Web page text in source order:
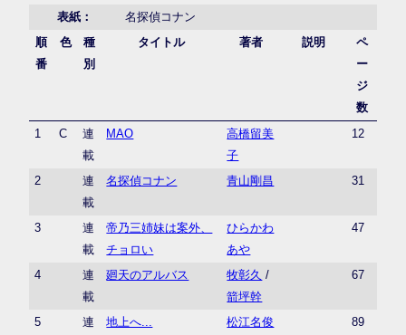
表紙：
名探偵コナン
順
番
色
種
別
タイトル 著者 説明
ペ
ー
ジ
数
1
C
連
載
MAO
高橋留美
子
12
2
連
載
名探偵コナン 青山剛昌 31
3
連
載
帝乃三姉妹は案外、
チョロい
ひらかわ
あや
47
4
連
載
廻天のアルバス 牧彰久 /
箭坪幹
67
5
連
地上へ... 松江名俊 89